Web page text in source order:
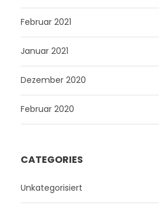
Februar 2021
Januar 2021
Dezember 2020
Februar 2020
CATEGORIES
Unkategorisiert